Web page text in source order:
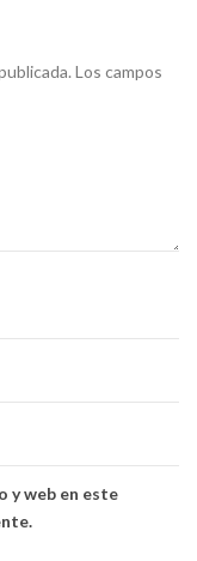
Los campos
y web en este